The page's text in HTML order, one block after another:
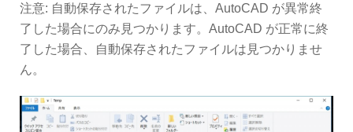
注意: 自動保存されたファイルは、AutoCAD が異常終
了した場合にのみ見つかります。AutoCAD が正常に終
了した場合、自動保存されたファイルは見つかりませ
ん。